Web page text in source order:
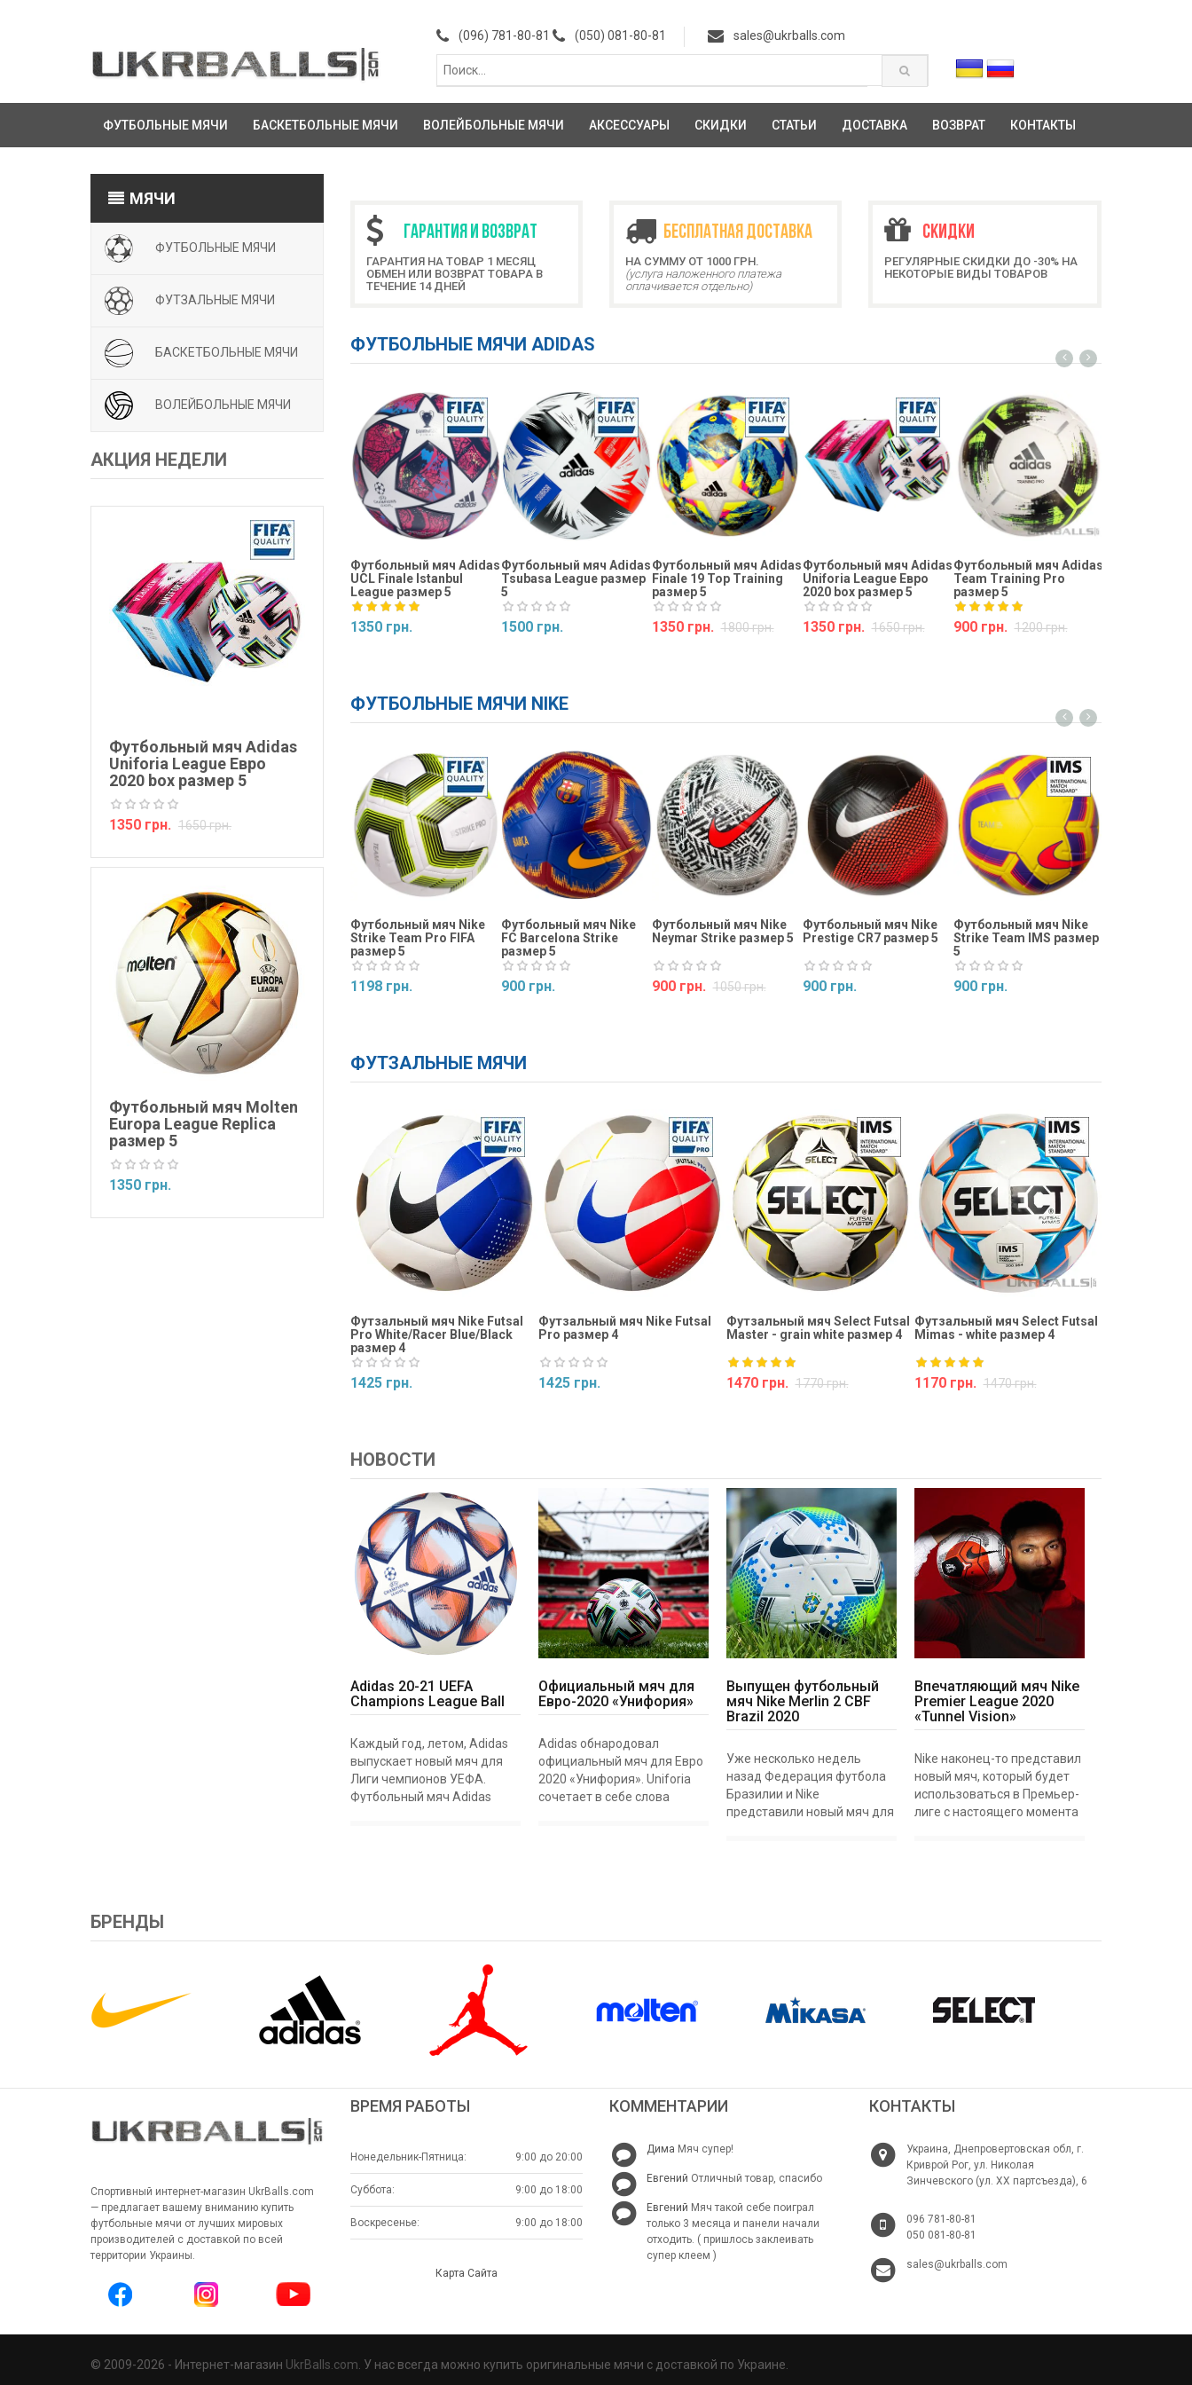
(096) 781-80-81 (050) 081-80-81 sales@ukrballs.com
ФУТБОЛЬНЫЕ МЯЧИ БАСКЕТБОЛЬНЫЕ МЯЧИ ВОЛЕЙБОЛЬНЫЕ МЯЧИ АКСЕССУАРЫ СКИДКИ СТАТЬИ ДОСТАВКА ВОЗВРАТ КОНТАКТЫ
МЯЧИ
ФУТБОЛЬНЫЕ МЯЧИ
ФУТЗАЛЬНЫЕ МЯЧИ
БАСКЕТБОЛЬНЫЕ МЯЧИ
ВОЛЕЙБОЛЬНЫЕ МЯЧИ
АКЦИЯ НЕДЕЛИ
Футбольный мяч Adidas
Uniforia League Евро
2020 box размер 5
1350 грн. 1650 грн.
Футбольный мяч Molten
Europa League Replica
размер 5
1350 грн.
ГАРАНТИЯ И ВОЗВРАТ
ГАРАНТИЯ НА ТОВАР 1 МЕСЯЦ
ОБМЕН ИЛИ ВОЗВРАТ ТОВАРА В
ТЕЧЕНИЕ 14 ДНЕЙ
БЕСПЛАТНАЯ ДОСТАВКА
НА СУММУ ОТ 1000 ГРН.
(услуга наложенного платежа
оплачивается отдельно)
СКИДКИ
РЕГУЛЯРНЫЕ СКИДКИ ДО -30% НА
НЕКОТОРЫЕ ВИДЫ ТОВАРОВ
ФУТБОЛЬНЫЕ МЯЧИ ADIDAS
Футбольный мяч Adidas
UCL Finale Istanbul
League размер 5
1350 грн.
Футбольный мяч Adidas
Tsubasa League размер
5
1500 грн.
Футбольный мяч Adidas
Finale 19 Top Training
размер 5
1350 грн. 1800 грн.
Футбольный мяч Adidas
Uniforia League Евро
2020 box размер 5
1350 грн. 1650 грн.
Футбольный мяч Adidas
Team Training Pro
размер 5
900 грн. 1200 грн.
ФУТБОЛЬНЫЕ МЯЧИ NIKE
Футбольный мяч Nike
Strike Team Pro FIFA
размер 5
1198 грн.
Футбольный мяч Nike
FC Barcelona Strike
размер 5
900 грн.
Футбольный мяч Nike
Neymar Strike размер 5
900 грн. 1050 грн.
Футбольный мяч Nike
Prestige CR7 размер 5
900 грн.
Футбольный мяч Nike
Strike Team IMS размер
5
900 грн.
ФУТЗАЛЬНЫЕ МЯЧИ
Футзальный мяч Nike Futsal
Pro White/Racer Blue/Black
размер 4
1425 грн.
Футзальный мяч Nike Futsal
Pro размер 4
1425 грн.
Футзальный мяч Select Futsal
Master - grain white размер 4
1470 грн. 1770 грн.
Футзальный мяч Select Futsal
Mimas - white размер 4
1170 грн. 1470 грн.
НОВОСТИ
Adidas 20-21 UEFA
Champions League Ball
Каждый год, летом, Adidas
выпускает новый мяч для
Лиги чемпионов УЕФА.
Футбольный мяч Adidas
Официальный мяч для
Евро-2020 «Унифория»
Adidas обнародовал
официальный мяч для Евро
2020 «Унифория». Uniforia
сочетает в себе слова
Выпущен футбольный
мяч Nike Merlin 2 CBF
Brazil 2020
Уже несколько недель
назад Федерация футбола
Бразилии и Nike
представили новый мяч для
Впечатляющий мяч Nike
Premier League 2020
«Tunnel Vision»
Nike наконец-то представил
новый мяч, который будет
использоваться в Премьер-
лиге с настоящего момента
БРЕНДЫ
Спортивный интернет-магазин UkrBalls.com
— предлагает вашему вниманию купить
футбольные мячи от лучших мировых
производителей с доставкой по всей
территории Украины.
ВРЕМЯ РАБОТЫ
Нонедельник-Пятница: 9:00 до 20:00
Суббота: 9:00 до 18:00
Воскресенье: 9:00 до 18:00
Карта Сайта
КОММЕНТАРИИ
Дима Мяч супер!
Евгений Отличный товар, спасибо
Евгений Мяч такой себе поиграл
только 3 месяца и панели начали
отходить. ( пришлось заклеивать
супер клеем )
КОНТАКТЫ
Украина, Днепровертовская обл, г.
Криврой Рог, ул. Николая
Зинчевского (ул. ХХ партсъезда), 6
096 781-80-81
050 081-80-81
sales@ukrballs.com
© 2009-2026 - Интернет-магазин UkrBalls.com . У нас всегда можно купить оригинальные мячи с доставкой по Украине.